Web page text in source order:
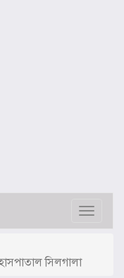
Toggle
সিলগালা